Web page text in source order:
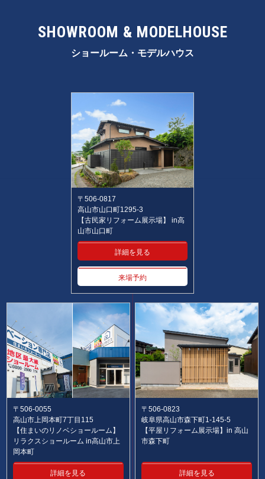
SHOWROOM & MODELHOUSE
ショールーム・モデルハウス
〒506-0055
高山市上岡本町7丁目115
【住まいのリノベショールーム】
リラクスショールーム in高山市上
岡本町
詳細を見る
〒506-0817
高山市山口町1295-3
【古民家リフォーム展示場】 in高
山市山口町
詳細を見る
来場予約
〒506-0823
岐阜県高山市森下町1-145-5
【平屋リフォーム展示場】in 高山
市森下町
詳細を見る